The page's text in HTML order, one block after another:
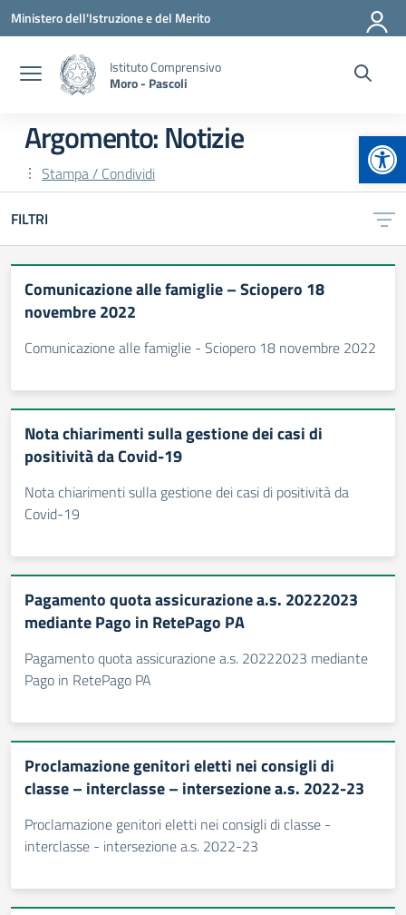
Vai ai contenuti
Vai al menu di navigazione
Vai al footer
Ministero dell'Istruzione e del Merito
Istituto Comprensivo
Moro - Pascoli
Argomento: Notizie
Stampa / Condividi
FILTRI
Comunicazione alle famiglie – Sciopero 18
novembre 2022
Comunicazione alle famiglie - Sciopero 18 novembre 2022
Nota chiarimenti sulla gestione dei casi di
positività da Covid-19
Nota chiarimenti sulla gestione dei casi di positività da
Covid-19
Pagamento quota assicurazione a.s. 20222023
mediante Pago in RetePago PA
Pagamento quota assicurazione a.s. 20222023 mediante
Pago in RetePago PA
Proclamazione genitori eletti nei consigli di
classe – interclasse – intersezione a.s. 2022-23
Proclamazione genitori eletti nei consigli di classe -
interclasse - intersezione a.s. 2022-23